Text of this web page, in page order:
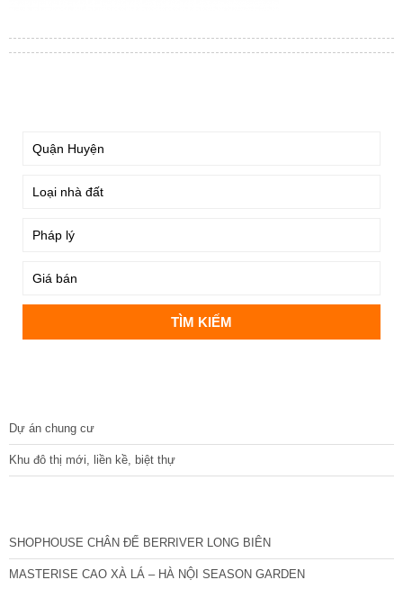
Dự án chung cư
Khu đô thị mới, liền kề, biệt thự
SHOPHOUSE CHÂN ĐẾ BERRIVER LONG BIÊN
MASTERISE CAO XÀ LÁ – HÀ NỘI SEASON GARDEN